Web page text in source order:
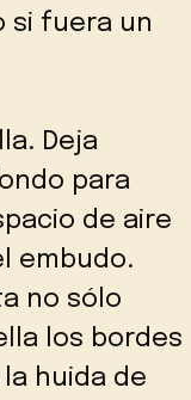
si fuera un
Deja
para
de aire
embudo.
no sólo
los bordes
huida de